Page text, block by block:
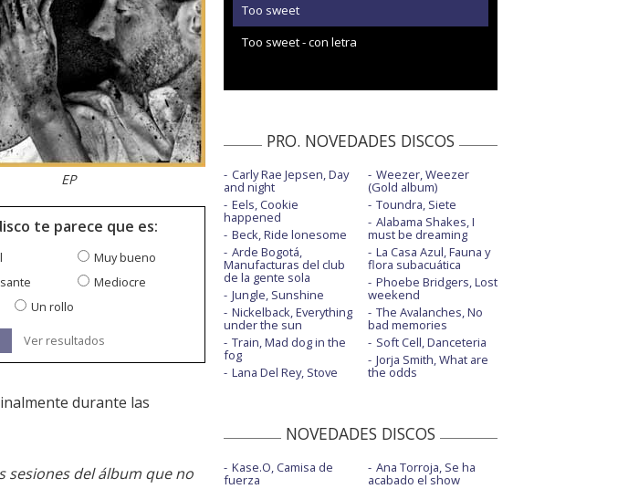
EP
te parece que es:
Muy bueno
Mediocre
Un rollo
Ver resultados
durante las
sesiones del álbum que no
Too sweet
Too sweet - con letra
PRO. NOVEDADES DISCOS
Carly Rae Jepsen, Day
and night
Eels, Cookie
happened
Beck, Ride lonesome
Arde Bogotá,
Manufacturas del club
de la gente sola
Jungle, Sunshine
Nickelback, Everything
under the sun
Train, Mad dog in the
fog
Lana Del Rey, Stove
Weezer, Weezer
(Gold album)
Toundra, Siete
Alabama Shakes, I
must be dreaming
La Casa Azul, Fauna y
flora subacuática
Phoebe Bridgers, Lost
weekend
The Avalanches, No
bad memories
Soft Cell, Danceteria
Jorja Smith, What are
the odds
NOVEDADES DISCOS
Kase.O, Camisa de
fuerza
Ana Torroja, Se ha
acabado el show